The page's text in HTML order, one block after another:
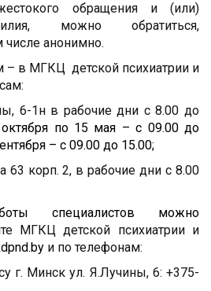
обращения и (или)
можно обратиться,
числе анонимно.
– в МГКЦ детской психиатрии и
6-1н в рабочие дни с 8.00 до
октября по 15 мая – с 09.00 до
– с 09.00 до 15.00;
63 корп. 2, в рабочие дни с 8.00
специалистов можно
МГКЦ детской психиатрии и
.by и по телефонам:
г. Минск ул. Я.Лучины, 6: +375-